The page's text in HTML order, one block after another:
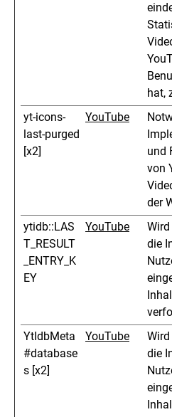
hat,
yt-icons-
last-purged
[x2]
YouTube
und
von
der
ytidb::LAS
T_RESULT
_ENTRY_K
EY
YouTube
die
YtIdbMeta
#database
s [x2]
YouTube
die